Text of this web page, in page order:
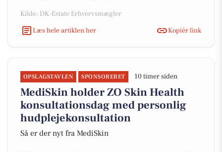
Kilde: DK-Estate Erhvervsmægler
Læs hele artiklen her
Kopiér link
OPSLAGSTAVLEN SPONSORERET 10 timer siden
MediSkin holder ZO Skin Health
konsultationsdag med personlig
hudplejekonsultation
Så er der nyt fra MediSkin